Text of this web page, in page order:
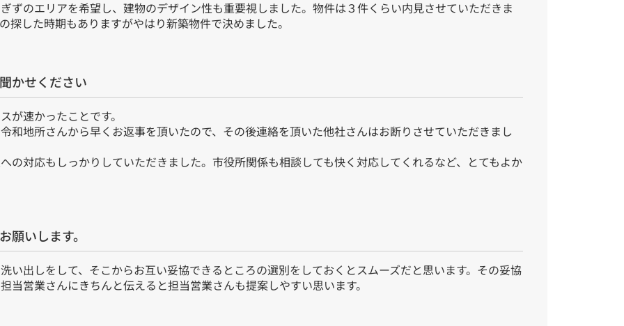
ずのエリアを希望し、建物のデザイン性も重要視しました。物件は３件くらい内見させていただきま
探した時期もありますがやはり新築物件で決めました。
かせください
が速かったことです。
和地所さんから早くお返事を頂いたので、その後連絡を頂いた他社さんはお断りさせていただきまし
の対応もしっかりしていただきました。市役所関係も相談しても快く対応してくれるなど、とてもよか
願いします。
い出しをして、そこからお互い妥協できるところの選別をしておくとスムーズだと思います。その妥協
当営業さんにきちんと伝えると担当営業さんも提案しやすい思います。